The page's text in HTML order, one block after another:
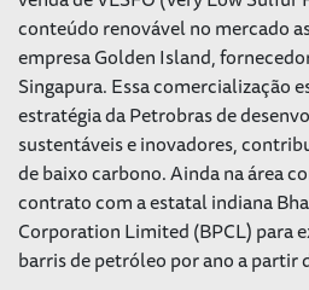
conteúdo renovável no mercado
empresa Golden Island,
Singapura. Essa comercialização
estratégia da Petrobras de
sustentáveis e inovadores,
de baixo carbono. Ainda na área
contrato com a estatal indiana
Corporation Limited (BPCL) para
barris de petróleo por ano a partir